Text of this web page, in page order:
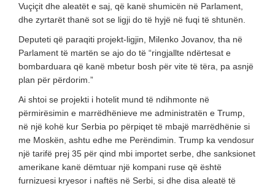
Vuçiçit dhe aleatët e saj, që kanë shumicën në Parlament,
dhe zyrtarët thanë sot se ligji do të hyjë në fuqi të shtunën.
Deputeti që paraqiti projekt-ligjin, Milenko Jovanov, tha në
Parlament të martën se ajo do të “ringjallte ndërtesat e
bombarduara që kanë mbetur bosh për vite të tëra, pa asnjë
plan për përdorim.”
Ai shtoi se projekti i hotelit mund të ndihmonte në
përmirësimin e marrëdhënieve me administratën e Trump,
në një kohë kur Serbia po përpiqet të mbajë marrëdhënie si
me Moskën, ashtu edhe me Perëndimin. Trump ka vendosur
një tarifë prej 35 për qind mbi importet serbe, dhe sanksionet
amerikane kanë dëmtuar një kompani ruse që është
furnizuesi kryesor i naftës në Serbi, si dhe disa aleatë të